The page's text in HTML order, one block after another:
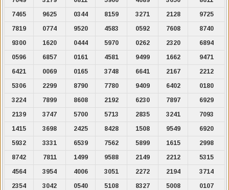
7465
9625 0344 8159 3271 2128
9725
7819
0774 9520 4583 0592 7608
8740
9300
1620 0444 5970 0262 2320
6894
0596
6857 0161 4581 9499 1662
9471
6421
0069 0165 3748 6641 2167
2212
5306
2299 8790 7780 9409 6402
0180
3224
7899 8608 2192 6230 7897
6929
2139
3747 5700 5713 2835 3241
7093
1415
3698 2425 8428 1508 9549
6920
5932
3331 6539 7562 5899 1615
2998
8742
7811 1499 9588 2149 2212
5315
4564
3954 4006 3051 2272 2194
3714
2354
3042 0540 5108 8327 5008
0107